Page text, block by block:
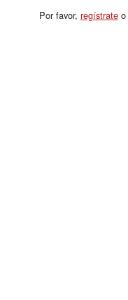
Por favor, regístrateo